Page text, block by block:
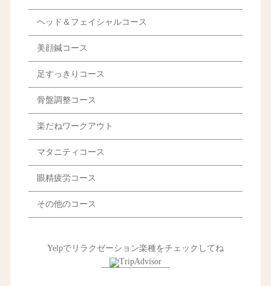
ヘッド＆フェイシャルコース
美顔鍼コース
足すっきりコース
骨盤調整コース
楽だねワークアウト
マタニティコース
眼精疲労コース
その他のコース
Yelpでリラクゼーション楽種をチェックしてね